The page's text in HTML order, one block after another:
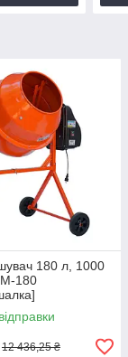
180 л, 1000
180
12 436,25 ₴